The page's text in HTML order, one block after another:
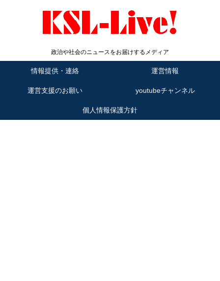
政治や社会のニュースをお届けするメディア
情報提供・連絡 運営情報
運営支援のお願い youtubeチャンネル
個人情報保護方針